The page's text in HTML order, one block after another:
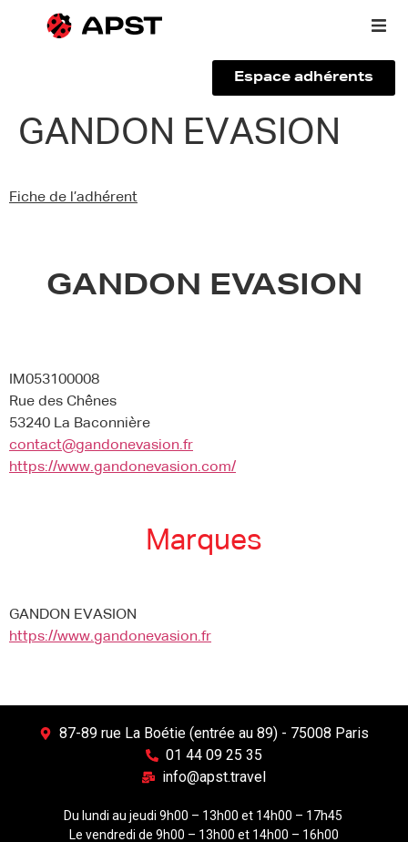
Qui sommes-nous ?
Espace adhérents
GANDON EVASION
Fiche de l’adhérent
GANDON EVASION
IM053100008
Rue des Chênes
53240 La Baconnière
contact@gandonevasion.fr
https://www.gandonevasion.com/
Marques
GANDON EVASION
https://www.gandonevasion.fr
87-89 rue La Boétie (entrée au 89) - 75008 Paris
01 44 09 25 35
info@apst.travel
Du lundi au jeudi 9h00 – 13h00 et 14h00 – 17h45
Le vendredi de 9h00 – 13h00 et 14h00 – 16h00